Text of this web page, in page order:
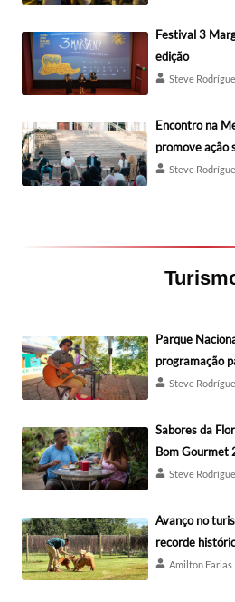
Festival 3
edição
Steve
Encontro na
promove ação
Steve
Parque
programação
Steve
Sabores da
Bom Gourmet
Steve
Avanço no
recorde
Amilton Farias